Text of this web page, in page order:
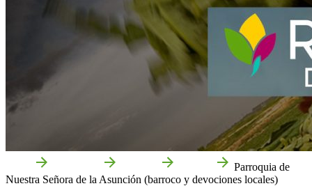
Parroquia de
Nuestra Señora de la Asunción (barroco y devociones locales)